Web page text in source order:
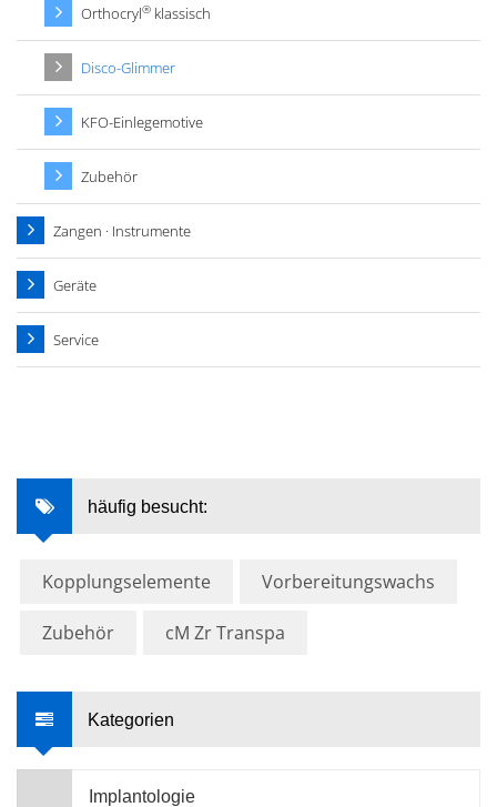
Orthocryl® klassisch
Disco-Glimmer
KFO-Einlegemotive
Zubehör
Zangen · Instrumente
Geräte
Service
häufig besucht:
Kopplungselemente Vorbereitungswachs
Zubehör cM Zr Transpa
Kategorien
Implantologie